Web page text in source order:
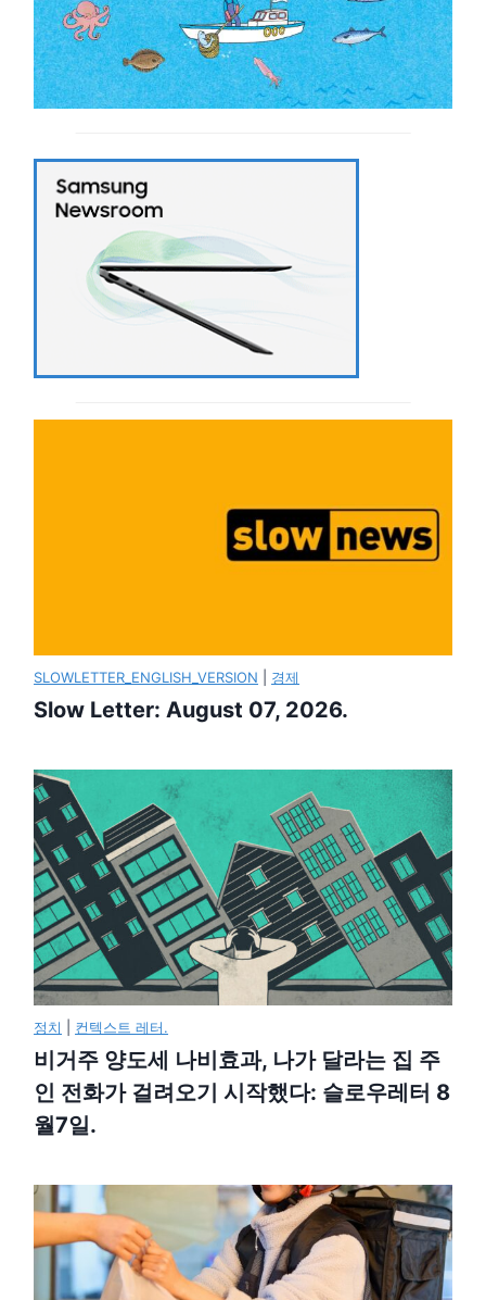
SLOWLETTER_ENGLISH_VERSION 경제
Slow Letter: August 07, 2026.
정치 컨텍스트 레터.
비거주 양도세 나비효과, 나가 달라는 집 주
인 전화가 걸려오기 시작했다: 슬로우레터 8
월7일.